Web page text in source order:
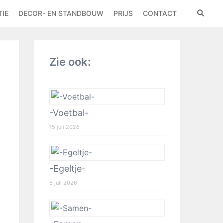
DECOR- EN STANDBOUW PRIJS CONTACT
Zie ook:
-Voetbal-
15 juli 2026
-Egeltje-
6 juli 2026